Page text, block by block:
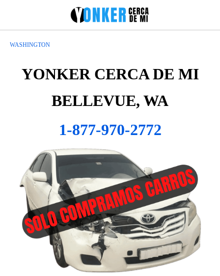
WASHINGTON
YONKER CERCA DE MI
BELLEVUE, WA
1-877-970-2772